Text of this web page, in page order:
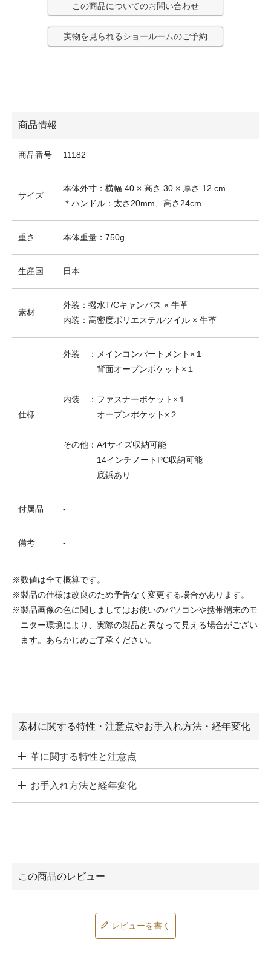
この商品についてのお問い合わせ
実物を見られるショールームのご予約
商品情報
商品番号 11182
サイズ
本体外寸：横幅 40 × 高さ 30 × 厚さ 12 cm
＊ハンドル：太さ20mm、高さ24cm
重さ 本体重量：750g
生産国 日本
素材
外装：撥水T/Cキャンバス × 牛革
内装：高密度ポリエステルツイル × 牛革
仕様
外装 ：メインコンパートメント×１
背面オープンポケット×１
内装 ：ファスナーポケット×１
オープンポケット×２
その他：A4サイズ収納可能
14インチノートPC収納可能
底鋲あり
付属品 -
備考 -
※数値は全て概算です。
※製品の仕様は改良のため予告なく変更する場合があります。
※製品画像の色に関しましてはお使いのパソコンや携帯端末のモ
ニター環境により、実際の製品と異なって見える場合がござい
ます。あらかじめご了承ください。
素材に関する特性・注意点やお手入れ方法・経年変化
革に関する特性と注意点
お手入れ方法と経年変化
レビューを書く